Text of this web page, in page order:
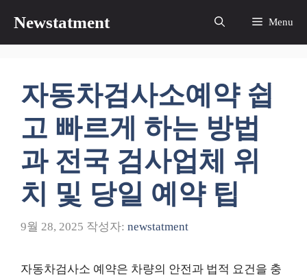
츠
Newstatment Menu
자동차검사소예약 쉽
고 빠르게 하는 방법
과 전국 검사업체 위
치 및 당일 예약 팁
9월 28, 2025 작성자: newstatment
자동차검사소 예약은 차량의 안전과 법적 요건을 충